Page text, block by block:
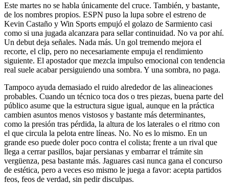
Este martes no se habla únicamente del cruce. También, y bastante,
de los nombres propios. ESPN puso la lupa sobre el estreno de
Kevin Castaño y Win Sports empujó el golazo de Sarmiento casi
como si una jugada alcanzara para sellar continuidad. No va por ahí.
Un debut deja señales. Nada más. Un gol tremendo mejora el
recorte, el clip, pero no necesariamente empuja el rendimiento
siguiente. El apostador que mezcla impulso emocional con tendencia
real suele acabar persiguiendo una sombra. Y una sombra, no paga.
Tampoco ayuda demasiado el ruido alrededor de las alineaciones
probables. Cuando un técnico toca dos o tres piezas, buena parte del
público asume que la estructura sigue igual, aunque en la práctica
cambien asuntos menos vistosos y bastante más determinantes,
como la presión tras pérdida, la altura de los laterales o el ritmo con
el que circula la pelota entre líneas. No. No es lo mismo. En un
grande eso puede doler poco contra el colista; frente a un rival que
llega a cerrar pasillos, bajar persianas y embarrar el trámite sin
vergüenza, pesa bastante más. Jaguares casi nunca gana el concurso
de estética, pero a veces eso mismo le juega a favor: acepta partidos
feos, feos de verdad, sin pedir disculpas.